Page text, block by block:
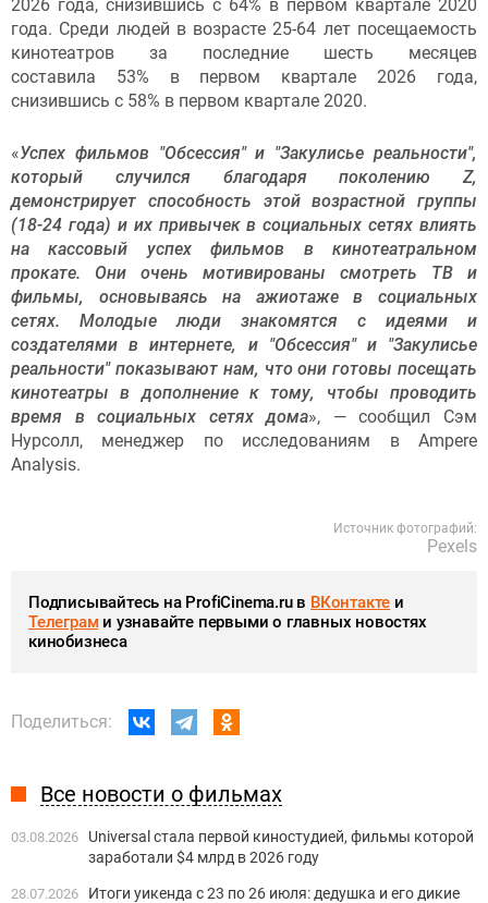
2026 года, снизившись с 64% в первом квартале 2020
года. Среди людей в возрасте 25-64 лет посещаемость
кинотеатров за последние шесть месяцев
составила 53% в первом квартале 2026 года,
снизившись с 58% в первом квартале 2020.
«Успех фильмов "Обсессия" и "Закулисье реальности",
который случился благодаря поколению Z,
демонстрирует способность этой возрастной группы
(18-24 года) и их привычек в социальных сетях влиять
на кассовый успех фильмов в кинотеатральном
прокате. Они очень мотивированы смотреть ТВ и
фильмы, основываясь на ажиотаже в социальных
сетях. Молодые люди знакомятся с идеями и
создателями в интернете, и "Обсессия" и "Закулисье
реальности" показывают нам, что они готовы посещать
кинотеатры в дополнение к тому, чтобы проводить
время в социальных сетях дома», — сообщил Сэм
Нурсолл, менеджер по исследованиям в Ampere
Analysis.
Источник фотографий:
Pexels
Подписывайтесь на ProfiCinema.ru в ВКонтакте и
Телеграми узнавайте первыми о главных новостях
кинобизнеса
Поделиться:
Все новости о фильмах
03.08.2026
Universal стала первой киностудией, фильмы которой
заработали $4 млрд в 2026 году
28.07.2026
Итоги уикенда с 23 по 26 июля: дедушка и его дикие